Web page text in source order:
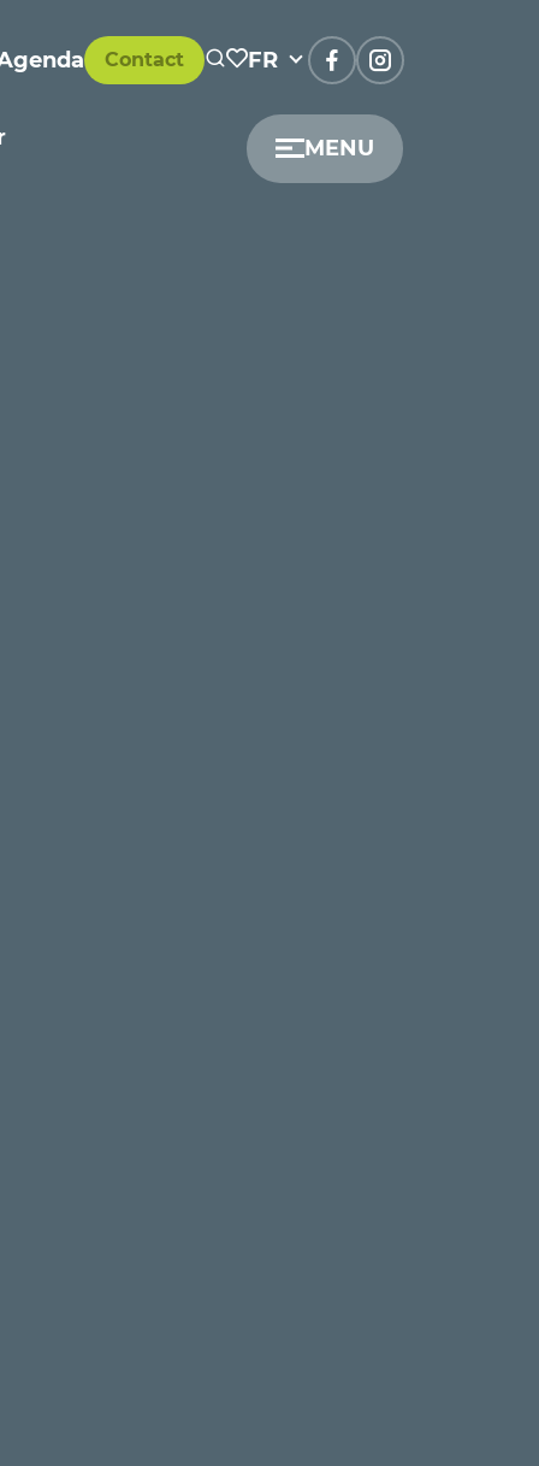
Contact FR
MENU